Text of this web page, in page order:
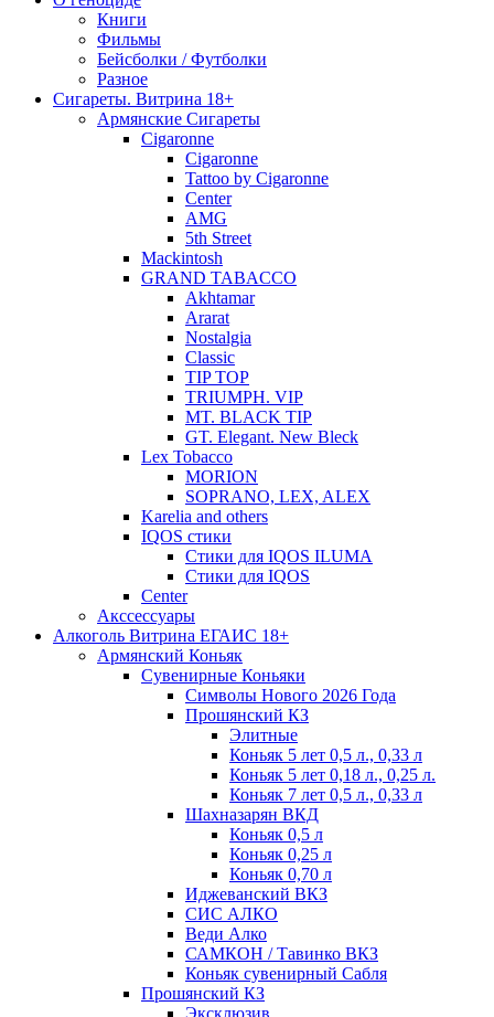
Книги
Фильмы
Бейсболки / Футболки
Разное
Сигареты. Витрина 18+
Армянские Сигареты
Cigaronne
Cigaronne
Tattoo by Cigaronne
Center
AMG
5th Street
Mackintosh
GRAND TABACCO
Akhtamar
Ararat
Nostalgia
Classic
TIP TOP
TRIUMPH. VIP
MT. BLACK TIP
GT. Elegant. New Bleck
Lex Tobacco
MORION
SOPRANO, LEX, ALEX
Karelia and others
IQOS стики
Стики для IQOS ILUMA
Стики для IQOS
Сenter
Акссессуары
Алкоголь Витрина ЕГАИС 18+
Армянский Коньяк
Сувенирные Коньяки
Символы Нового 2026 Года
Прошянский КЗ
Элитные
Коньяк 5 лет 0,5 л., 0,33 л
Коньяк 5 лет 0,18 л., 0,25 л.
Коньяк 7 лет 0,5 л., 0,33 л
Шахназарян ВКД
Коньяк 0,5 л
Коньяк 0,25 л
Коньяк 0,70 л
Иджеванский ВКЗ
СИС АЛКО
Веди Алко
САМКОН / Тавинко ВКЗ
Коньяк сувенирный Сабля
Прошянский КЗ
Эксклюзив